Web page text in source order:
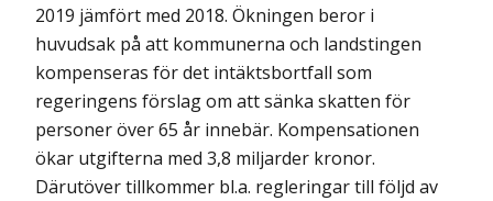
2019 jämfört med 2018. Ökningen beror i
huvudsak på att kommunerna och landstingen
kompenseras för det intäktsbortfall som
regeringens förslag om att sänka skatten för
personer över 65 år innebär. Kompensationen
ökar utgifterna med 3,8 miljarder kronor.
Därutöver tillkommer bl.a. regleringar till följd av